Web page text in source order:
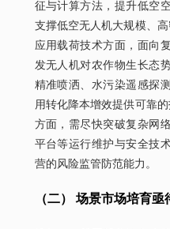
征与计算方法，提升低空
支撑低空无人机大规模、
应用载荷技术方面，面向
发无人机对农作物生长态
精准喷洒、水污染遥感探
用转化降本增效提供可靠
方面，需尽快突破复杂网
平台等运行维护与安全技
营的风险监管防范能力。
（二） 场景市场培育亟